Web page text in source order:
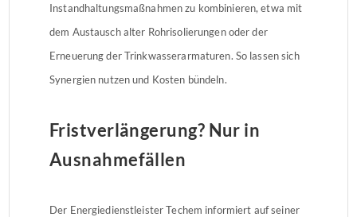
Instandhaltungsmaßnahmen zu kombinieren, etwa mit
dem Austausch alter Rohrisolierungen oder der
Erneuerung der Trinkwasserarmaturen. So lassen sich
Synergien nutzen und Kosten bündeln.
Fristverlängerung? Nur in
Ausnahmefällen
Der Energiedienstleister Techem informiert auf seiner